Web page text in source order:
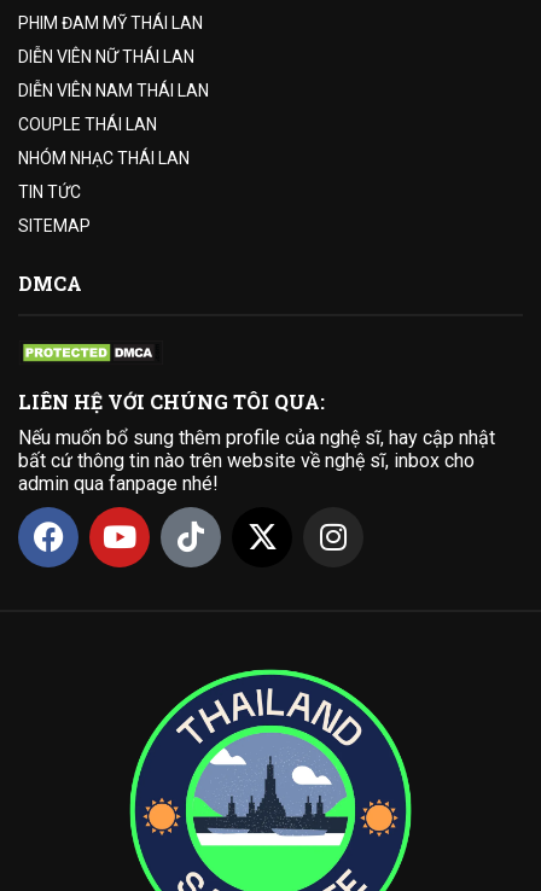
PHIM ĐAM MỸ THÁI LAN
DIỄN VIÊN NỮ THÁI LAN
DIỄN VIÊN NAM THÁI LAN
COUPLE THÁI LAN
NHÓM NHẠC THÁI LAN
TIN TỨC
SITEMAP
DMCA
LIÊN HỆ VỚI CHÚNG TÔI QUA:
Nếu muốn bổ sung thêm profile của nghệ sĩ, hay cập nhật
bất cứ thông tin nào trên website về nghệ sĩ, inbox cho
admin qua fanpage nhé!